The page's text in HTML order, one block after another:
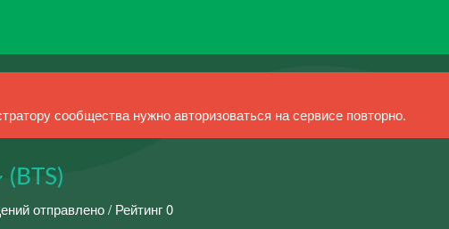
сообщества нужно авторизоваться на сервисе повторно.
(BTS)
отправлено / Рейтинг 0